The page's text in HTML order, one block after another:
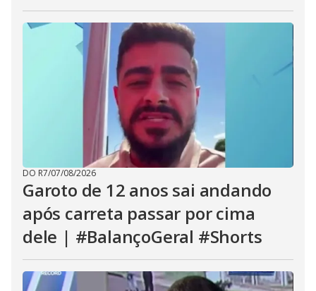
DO R7/07/08/2026
Garoto de 12 anos sai andando
após carreta passar por cima
dele | #BalançoGeral #Shorts